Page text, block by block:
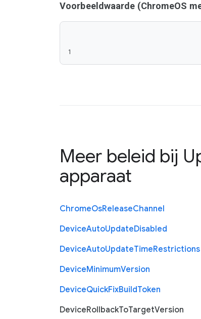
Voorbeeldwaarde (ChromeOS
1
Meer beleid bij
apparaat
ChromeOsReleaseChannel
DeviceAutoUpdateDisabled
DeviceAutoUpdateTimeRestrictions
DeviceMinimumVersion
DeviceQuickFixBuildToken
DeviceRollbackToTargetVersion